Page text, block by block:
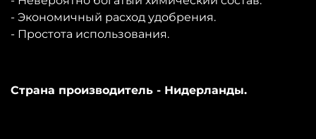
- Экономичный расход удобрения.
- Простота использования.
Страна производитель - Нидерланды.